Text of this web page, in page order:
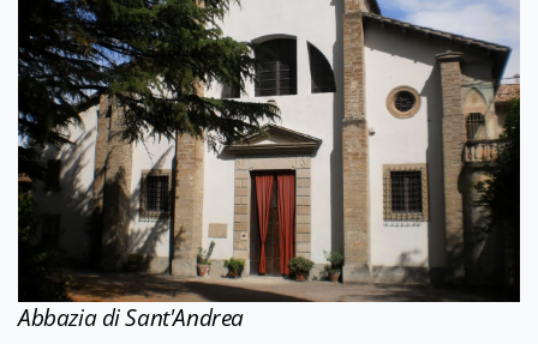
Abbazia di Sant'Andrea